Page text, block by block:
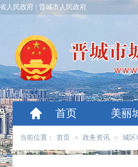
人民政府 晋城市人民政府
首页 美丽
当前位置： 首页 > 政务资讯 > 城区